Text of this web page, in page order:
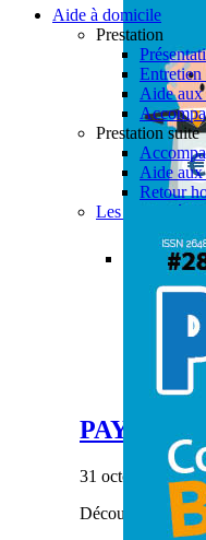
Permalink
Gallery
31 octobre 2023|
Découvrez notre
Aide à domicile
Prestation
Aide aux
Prestation suite
Aide aux
Retour
Les actualités